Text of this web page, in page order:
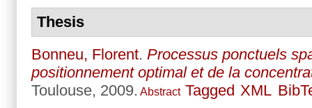
Thesis
Bonneu, Florent. Processus ponctuels
positionnement optimal et de la
Toulouse, 2009. Abstract Tagged XML